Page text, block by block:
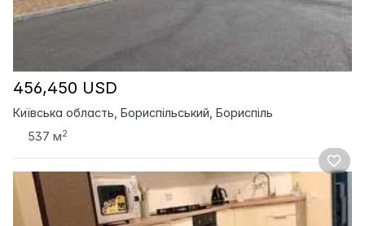
456,450 USD
Київська область, Бориспільський, Бориспіль
537 м2